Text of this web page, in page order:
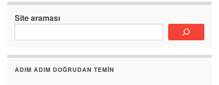
Site araması
ADIM ADIM DOĞRUDAN TEMIN